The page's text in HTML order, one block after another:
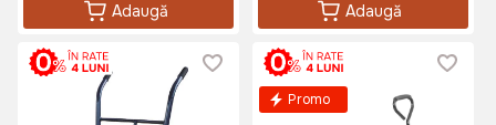
Adaugă Adaugă
Promo